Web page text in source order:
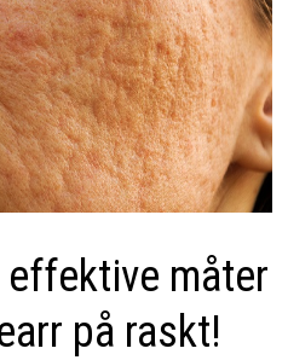
måter
på raskt!